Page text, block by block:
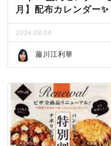
月】配布カレンダー✨
2026.08.04
藤川江利華